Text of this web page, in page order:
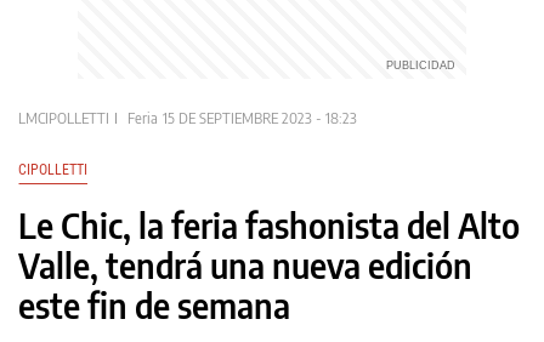
LMCIPOLLETTI Feria 15 DE SEPTIEMBRE 2023 - 18:23
CIPOLLETTI
Le Chic, la feria fashonista del Alto
Valle, tendrá una nueva edición
este fin de semana